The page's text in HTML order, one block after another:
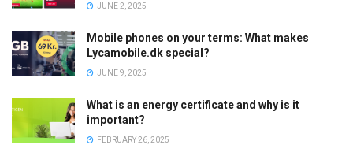
JUNE 2, 2025
Mobile phones on your terms: What makes
Lycamobile.dk special?
JUNE 9, 2025
What is an energy certificate and why is it
important?
FEBRUARY 26, 2025